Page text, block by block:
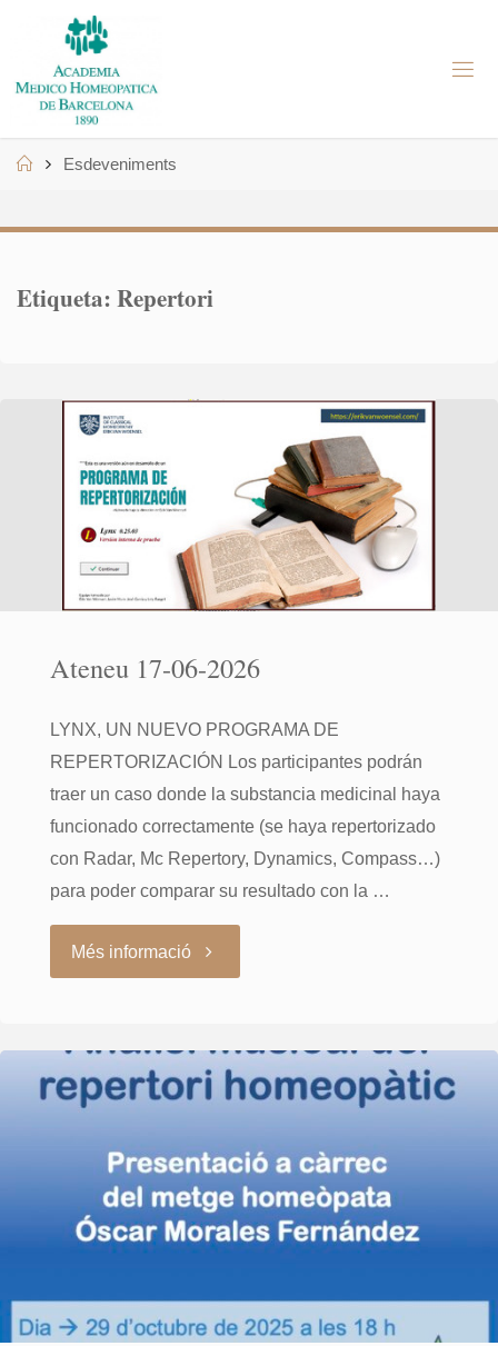
content
HomeEsdeveniments
Etiqueta:Repertori
Ateneu 17-06-2026
LYNX, UN NUEVO PROGRAMA DE
REPERTORIZACIÓN Los participantes podrán
traer un caso donde la substancia medicinal haya
funcionado correctamente (se haya repertorizado
con Radar, Mc Repertory, Dynamics, Compass…)
para poder comparar su resultado con la …
Més informació"Ateneu
06-